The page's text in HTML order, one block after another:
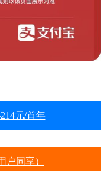
元/首年
户同享）